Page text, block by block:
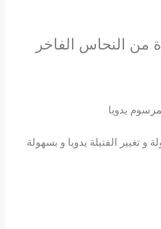
من النحاس الفاخر
يدويا
و تغيير الفتيلة يدويا و بسهولة